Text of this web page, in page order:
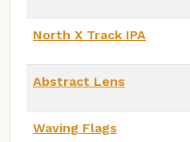
North X Track IPA
Abstract Lens
Waving Flags